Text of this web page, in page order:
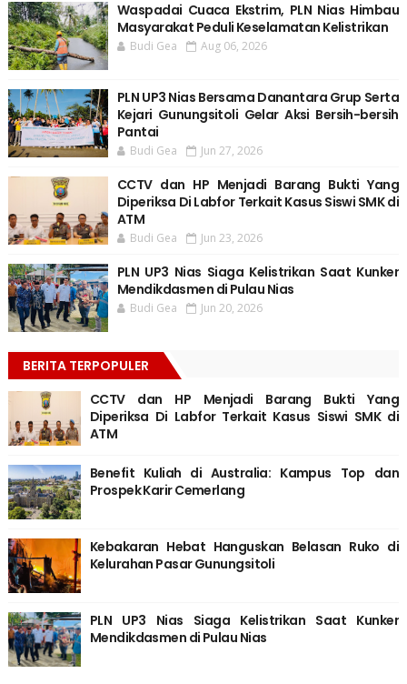
Waspadai Cuaca Ekstrim, PLN Nias Himbau
Masyarakat Peduli Keselamatan Kelistrikan
Budi Gea Aug 06, 2026
PLN UP3 Nias Bersama Danantara Grup Serta
Kejari Gunungsitoli Gelar Aksi Bersih-bersih
Pantai
Budi Gea Jun 27, 2026
CCTV dan HP Menjadi Barang Bukti Yang
Diperiksa Di Labfor Terkait Kasus Siswi SMK di
ATM
Budi Gea Jun 23, 2026
PLN UP3 Nias Siaga Kelistrikan Saat Kunker
Mendikdasmen di Pulau Nias
Budi Gea Jun 20, 2026
BERITA TERPOPULER
CCTV dan HP Menjadi Barang Bukti Yang
Diperiksa Di Labfor Terkait Kasus Siswi SMK di
ATM
Benefit Kuliah di Australia: Kampus Top dan
Prospek Karir Cemerlang
Kebakaran Hebat Hanguskan Belasan Ruko di
Kelurahan Pasar Gunungsitoli
PLN UP3 Nias Siaga Kelistrikan Saat Kunker
Mendikdasmen di Pulau Nias